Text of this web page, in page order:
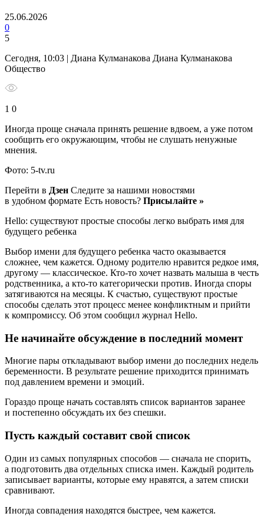
25.06.2026
0
5
Сегодня, 10:03 | Диана Кулманакова Диана Кулманакова
Общество
1 0
Иногда проще сначала принять решение вдвоем, а уже потом
сообщить его окружающим, чтобы не слушать ненужные
мнения.
Фото: 5-tv.ru
Перейти в Дзен Следите за нашими новостями
в удобном формате Есть новость? Присылайте »
Hello: существуют простые способы легко выбрать имя для
будущего ребенка
Выбор имени для будущего ребенка часто оказывается
сложнее, чем кажется. Одному родителю нравится редкое имя,
другому — классическое. Кто-то хочет назвать малыша в честь
родственника, а кто-то категорически против. Иногда споры
затягиваются на месяцы. К счастью, существуют простые
способы сделать этот процесс менее конфликтным и прийти
к компромиссу. Об этом сообщил журнал Hello.
Не начинайте обсуждение в последний момент
Многие пары откладывают выбор имени до последних недель
беременности. В результате решение приходится принимать
под давлением времени и эмоций.
Гораздо проще начать составлять список вариантов заранее
и постепенно обсуждать их без спешки.
Пусть каждый составит свой список
Один из самых популярных способов — сначала не спорить,
а подготовить два отдельных списка имен. Каждый родитель
записывает варианты, которые ему нравятся, а затем списки
сравнивают.
Иногда совпадения находятся быстрее, чем кажется.